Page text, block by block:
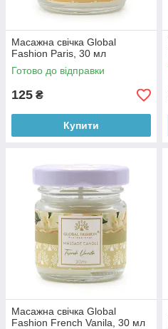
Масажна свічка Global
Fashion Paris, 30 мл
Готово до відправки
125 ₴
Купити
Масажна свічка Global
Fashion French Vanila, 30 мл